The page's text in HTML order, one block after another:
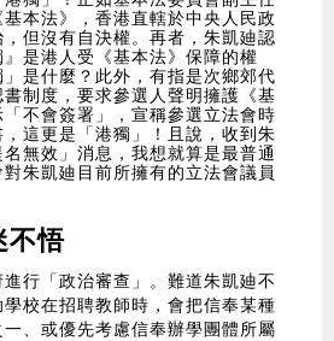
本法》，香港直轄於中央人民政
但沒有自決權。再者，朱凱廸認
是港人受《基本法》保障的權
是什麼？此外，有指是次鄉郊代
制度，要求參選人聲明擁護《基
不會簽署」，宣稱參選立法會時
這更是「港獨」！且說，收到朱
無效」消息，我想就算是最普通
朱凱廸目前所擁有的立法會議員
不悟
行「政治審查」。難道朱凱廸不
校在招聘教師時，會把信奉某種
、或優先考慮信奉辦學團體所屬